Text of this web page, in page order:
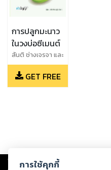
การปลูกมะนาว
ในวงบ่อซีเมนต์
สันติ ช่างเจรจา และ
ชิติ ศรีตนทิพย์ และ
ยุทธนา เขาสุเมรุ
และ รุ่งนภา ช่าง
GET FREE
Copyright © 2026
การใช้คุกกี้